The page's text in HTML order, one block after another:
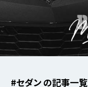
#セダン の記事一覧